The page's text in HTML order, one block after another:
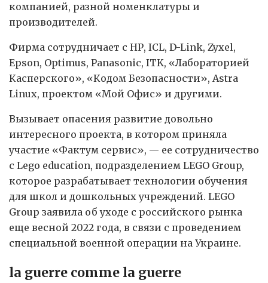
компанией, разной номенклатуры и
производителей.
Фирма сотрудничает с НР, ICL, D-Link, Zyxel,
Epson, Optimus, Panasonic, ITK, «Лабораторией
Касперского», «Кодом Безопасности», Astra
Linux, проектом «Мой Офис» и другими.
Вызывает опасения развитие довольно
интересного проекта, в котором приняла
участие «Фактум сервис», — ее сотрудничество
с Lego education, подразделением LEGO Group,
которое разрабатывает технологии обучения
для школ и дошкольных учреждений. LEGO
Group заявила об уходе с российского рынка
еще весной 2022 года, в связи с проведением
специальной военной операции на Украине.
la guerre comme la guerre